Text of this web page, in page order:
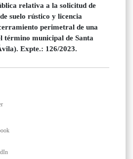
relativa a la solicitud de
suelo rústico y licencia
perimetral de una
término municipal de Santa
Expte.: 126/2023.